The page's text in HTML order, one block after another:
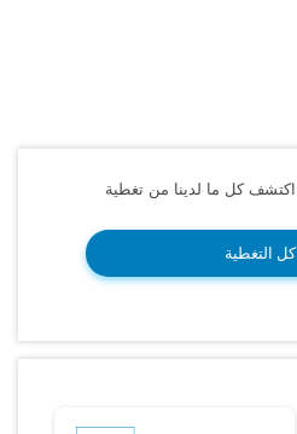
اكتشف كل ما لدينا من تغطية
كل التغطية